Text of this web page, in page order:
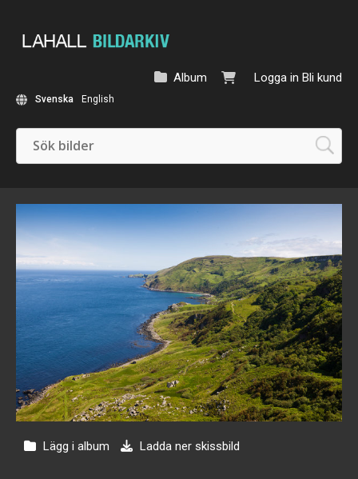
Logga in Bli kund
Album
Svenska English
Lägg i album Ladda ner skissbild